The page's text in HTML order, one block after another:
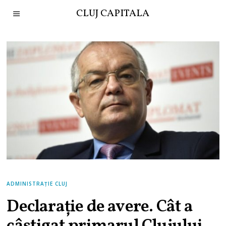
CLUJ CAPITALA
ADMINISTRAȚIE CLUJ
Declarație de avere. Cât a